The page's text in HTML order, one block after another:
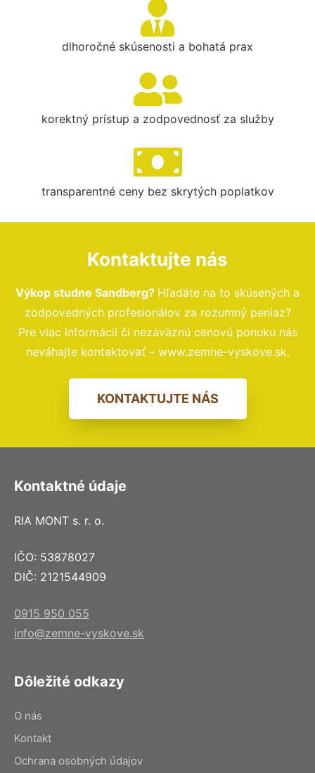
dlhoročné skúsenosti a bohatá prax
korektný prístup a zodpovednosť za služby
transparentné ceny bez skrytých poplatkov
Kontaktujte nás
Výkop studne Sandberg? Hľadáte na to skúsených a
zodpovedných profesionálov za rozumný peniaz?
Pre viac informácií či nezáväznú cenovú ponuku nás
neváhajte kontaktovať – www.zemne-vyskove.sk.
KONTAKTUJTE NÁS
Kontaktné údaje
RIA MONT s. r. o.
IČO: 53878027
DIČ: 2121544909
0915 950 055
info@zemne-vyskove.sk
Dôležité odkazy
O nás
Kontakt
Ochrana osobných údajov